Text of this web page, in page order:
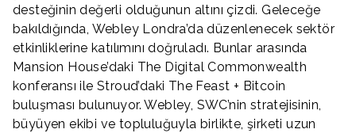
desteğinin değerli olduğunun altını çizdi. Geleceğe
bakıldığında, Webley Londra’da düzenlenecek sektör
etkinliklerine katılımını doğruladı. Bunlar arasında
Mansion House’daki The Digital Commonwealth
konferansı ile Stroud’daki The Feast + Bitcoin
buluşması bulunuyor. Webley, SWC’nin stratejisinin,
büyüyen ekibi ve topluluğuyla birlikte, şirketi uzun